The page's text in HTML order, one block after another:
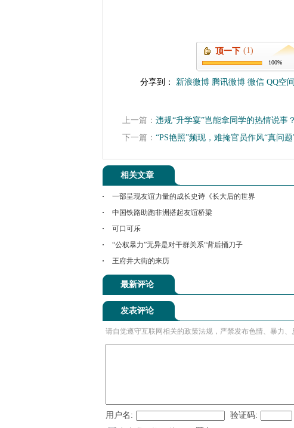
顶一下 (1)
100%
分享到： 新浪微博 腾讯微博 微信 QQ空间
上一篇： 违规“升学宴”岂能拿同学的热情说事？
下一篇： “PS艳照”频现，难掩官员作风“真问题
相关文章
一部呈现友谊力量的成长史诗《长大后的世界
中国铁路助跑非洲搭起友谊桥梁
可口可乐
“公权暴力”无异是对干群关系“背后捅刀子
王府井大街的来历
最新评论
发表评论
请自觉遵守互联网相关的政策法规，严禁发布色情、暴力、
用户名:
验证码: